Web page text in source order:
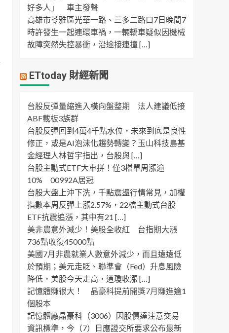
好多人」 車主發聲
高雄市苓雅區光華一路、三多二路口7日晚間7
時許發生一起連環車禍，一輛轎車疑似因機械
故障突然失控暴衝，沿途接連撞 […]
ETtoday 財經新聞
台股反彈量縮進入橫向盤整期 法人建議低接
ABF載板3族群
台股反彈回到4萬4千點水位，未來到底是良性
修正，或是AI泡沫化趨勢轉變？玉山科技島基
金經理人林哲宇指出，台股與 […]
台股主動式ETF大車拼！僅3檔單周漲逾
10% 00992A居冠
台股大盤上沖下洗，千點震盪行情常見，加權
指數本周反彈上漲2.57%，22檔主動式台股
ETF抗震追漲，其中有21 […]
美非農意外減少！美股全收紅 台指期大漲
736點收復45000點
美國7月非農就業人數意外減少，而且遠遠低
於預期；美元走貶、聯準會（Fed）升息風險
降低，美股今天走高，道瓊收漲 […]
記憶體賺很大！ 晶豪科提前開獎7月賺進逾1
個股本
記憶體廠晶豪科（3006）因股價達注意交易
資訊標準，今（7）日應證交所要求公布最新